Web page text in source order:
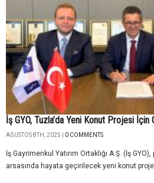
İş GYO, Tuzla’da Yeni Konut Projesi İçin
AĞUSTOS 8TH, 2025 | 0 COMMENTS
İş Gayrimenkul Yatırım Ortaklığı A.Ş. (İş
arsasında hayata geçirilecek yeni konut